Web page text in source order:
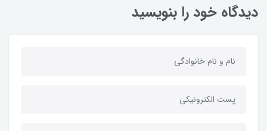
دیدگاه خود را بنویسید